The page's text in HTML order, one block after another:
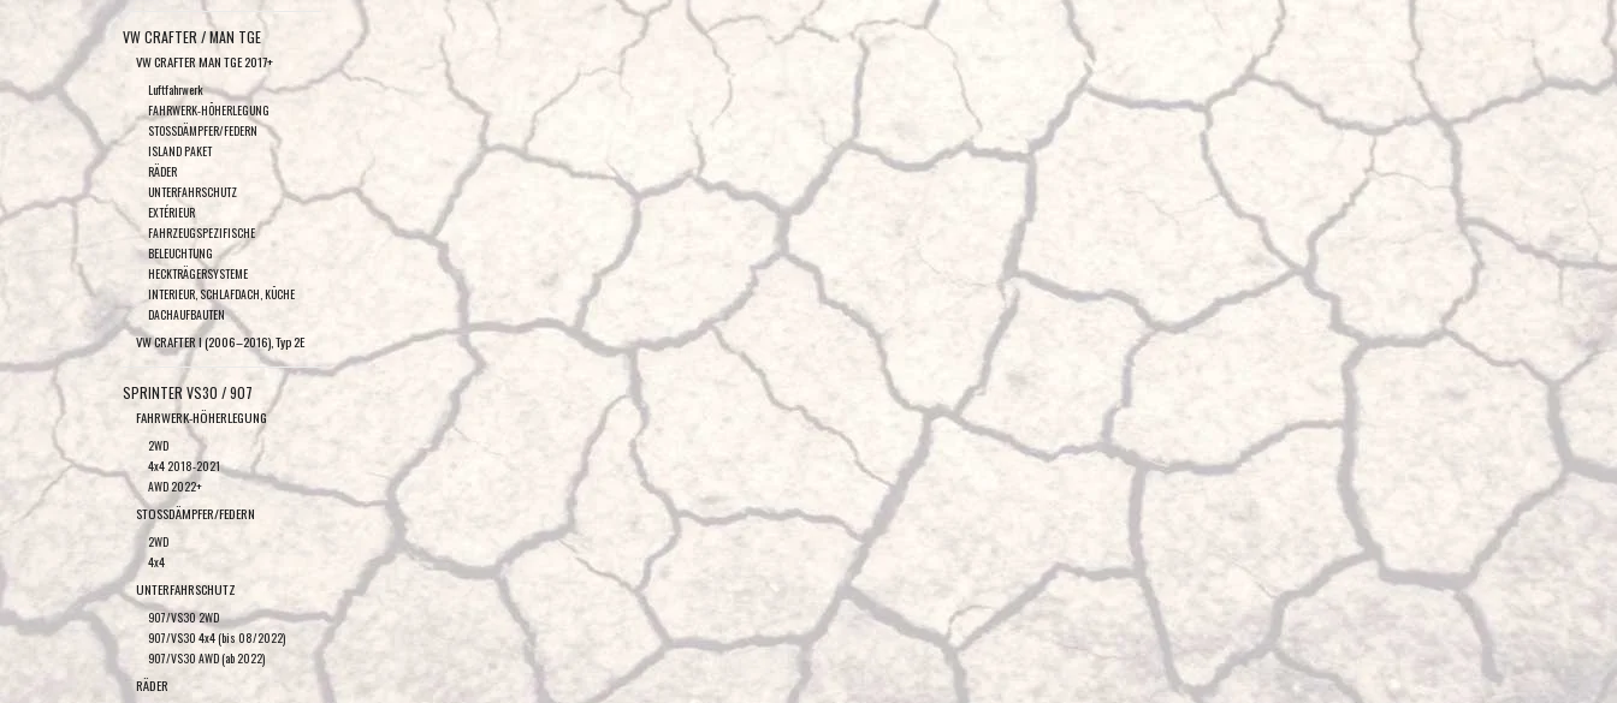
VW CRAFTER / MAN TGE
VW CRAFTER MAN TGE 2017+
Luftfahrwerk
FAHRWERK-HÖHERLEGUNG
STOSSDÄMPFER/FEDERN
ISLAND PAKET
RÄDER
UNTERFAHRSCHUTZ
EXTÉRIEUR
FAHRZEUGSPEZIFISCHE
BELEUCHTUNG
HECKTRÄGERSYSTEME
INTERIEUR, SCHLAFDACH, KÜCHE
DACHAUFBAUTEN
VW CRAFTER I (2006–2016), Typ 2E
SPRINTER VS30 / 907
FAHRWERK-HÖHERLEGUNG
2WD
4x4 2018-2021
AWD 2022+
STOSSDÄMPFER/FEDERN
2WD
4x4
UNTERFAHRSCHUTZ
907/VS30 2WD
907/VS30 4x4 (bis 08/2022)
907/VS30 AWD (ab 2022)
RÄDER